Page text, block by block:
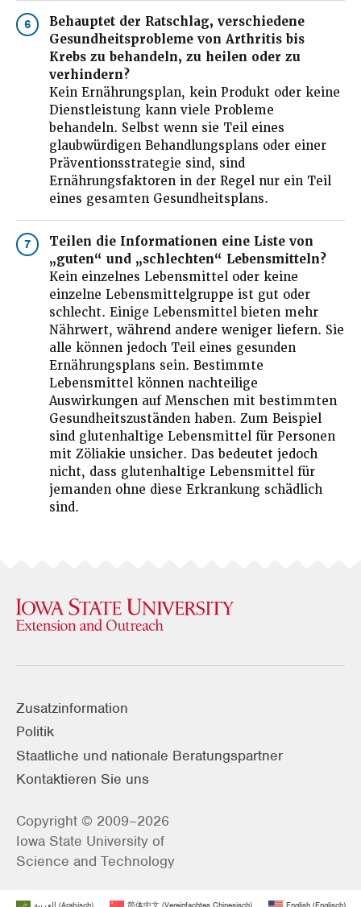
6
Behauptet der Ratschlag, verschiedene
Gesundheitsprobleme von Arthritis bis
Krebs zu behandeln, zu heilen oder zu
verhindern?
Kein Ernährungsplan, kein Produkt oder keine
Dienstleistung kann viele Probleme
behandeln. Selbst wenn sie Teil eines
glaubwürdigen Behandlungsplans oder einer
Präventionsstrategie sind, sind
Ernährungsfaktoren in der Regel nur ein Teil
eines gesamten Gesundheitsplans.
7
Teilen die Informationen eine Liste von
„guten“ und „schlechten“ Lebensmitteln?
Kein einzelnes Lebensmittel oder keine
einzelne Lebensmittelgruppe ist gut oder
schlecht. Einige Lebensmittel bieten mehr
Nährwert, während andere weniger liefern. Sie
alle können jedoch Teil eines gesunden
Ernährungsplans sein. Bestimmte
Lebensmittel können nachteilige
Auswirkungen auf Menschen mit bestimmten
Gesundheitszuständen haben. Zum Beispiel
sind glutenhaltige Lebensmittel für Personen
mit Zöliakie unsicher. Das bedeutet jedoch
nicht, dass glutenhaltige Lebensmittel für
jemanden ohne diese Erkrankung schädlich
sind.
Zusatzinformation
Politik
Staatliche und nationale Beratungspartner
Kontaktieren Sie uns
Copyright © 2009–2026
Iowa State University of
Science and Technology
العربية (Arabisch) 简体中文(Vereinfachtes Chinesisch) English(Englisch)